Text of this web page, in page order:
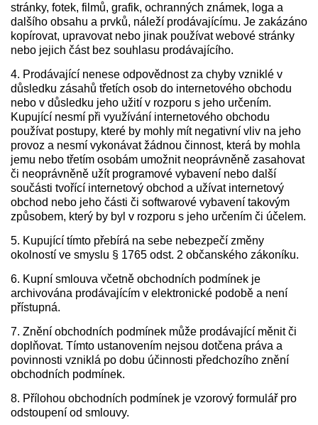
stránky, fotek, filmů, grafik, ochranných známek, loga a
dalšího obsahu a prvků, náleží prodávajícímu. Je zakázáno
kopírovat, upravovat nebo jinak používat webové stránky
nebo jejich část bez souhlasu prodávajícího.
4. Prodávající nenese odpovědnost za chyby vzniklé v
důsledku zásahů třetích osob do internetového obchodu
nebo v důsledku jeho užití v rozporu s jeho určením.
Kupující nesmí při využívání internetového obchodu
používat postupy, které by mohly mít negativní vliv na jeho
provoz a nesmí vykonávat žádnou činnost, která by mohla
jemu nebo třetím osobám umožnit neoprávněně zasahovat
či neoprávněně užít programové vybavení nebo další
součásti tvořící internetový obchod a užívat internetový
obchod nebo jeho části či softwarové vybavení takovým
způsobem, který by byl v rozporu s jeho určením či účelem.
5. Kupující tímto přebírá na sebe nebezpečí změny
okolností ve smyslu § 1765 odst. 2 občanského zákoníku.
6. Kupní smlouva včetně obchodních podmínek je
archivována prodávajícím v elektronické podobě a není
přístupná.
7. Znění obchodních podmínek může prodávající měnit či
doplňovat. Tímto ustanovením nejsou dotčena práva a
povinnosti vzniklá po dobu účinnosti předchozího znění
obchodních podmínek.
8. Přílohou obchodních podmínek je vzorový formulář pro
odstoupení od smlouvy.